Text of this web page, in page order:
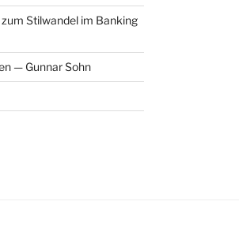
Stilwandel im Banking
— Gunnar Sohn